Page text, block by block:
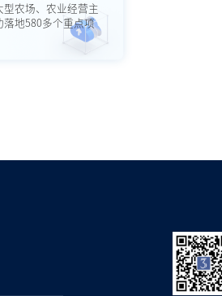
型农场、农业经营主
地580多个重点项